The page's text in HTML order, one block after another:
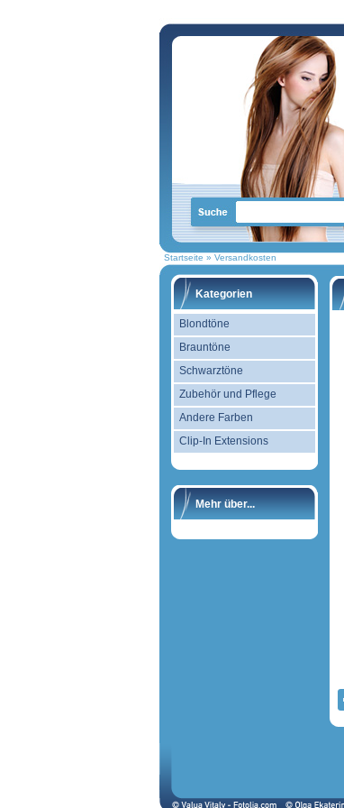
Kategorien
Blondtöne
Brauntöne
Schwarztöne
Zubehör und Pflege
Andere Farben
Clip-In Extensions
Mehr über...
Startseite » Versandkosten